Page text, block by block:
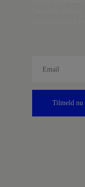
Tilmeld nu